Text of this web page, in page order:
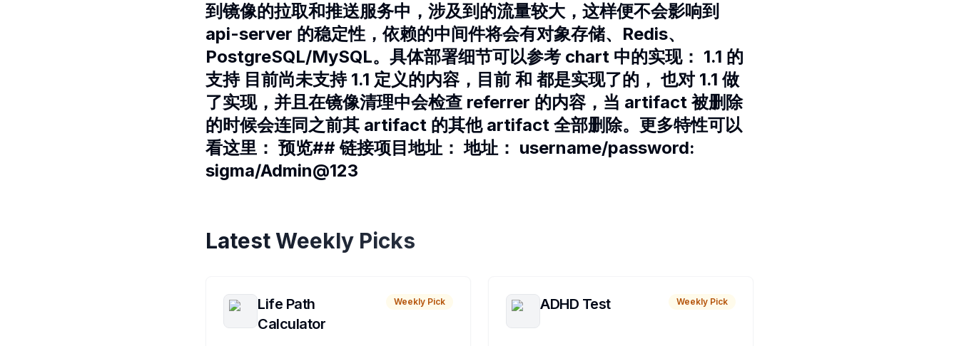
到镜像的拉取和推送服务中，涉及到的流量较大，这样便不会影响到
api-server 的稳定性，依赖的中间件将会有对象存储、Redis、
PostgreSQL/MySQL。具体部署细节可以参考 chart 中的实现： 1.1 的
支持 目前尚未支持 1.1 定义的内容，目前 和 都是实现了的， 也对 1.1 做
了实现，并且在镜像清理中会检查 referrer 的内容，当 artifact 被删除
的时候会连同之前其 artifact 的其他 artifact 全部删除。更多特性可以
看这里： 预览## 链接项目地址： 地址： username/password:
sigma/Admin@123
Latest Weekly Picks
Life Path
Calculator
Weekly Pick ADHD Test Weekly Pick